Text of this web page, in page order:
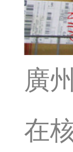
廣
在